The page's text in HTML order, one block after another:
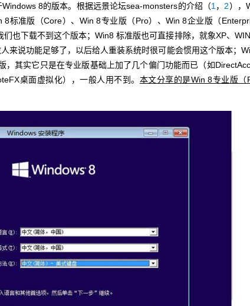
8的版本。根据远景论坛sea-monsters的介绍（1 ， 2），
标准版（Core）、Win 8专业版（Pro）、Win 8企业版（
也下载不到这个版本；Win8 标准版也可直接排除，就象XP、
来说功能足够了，以后给人重装系统时很可能会惯用这个版本；
，其实它只是在专业版基础上加了几个偏门功能而已（如
桌面虚拟化），一般人用不到。 本文分享的是Win 8专业版（